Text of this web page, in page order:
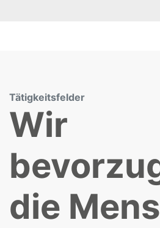
Tätigkeitsfelder
Wir
die